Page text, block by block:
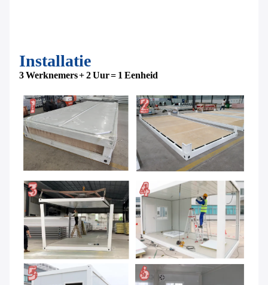
Installatie
3 Werknemers + 2 Uur = 1 Eenheid